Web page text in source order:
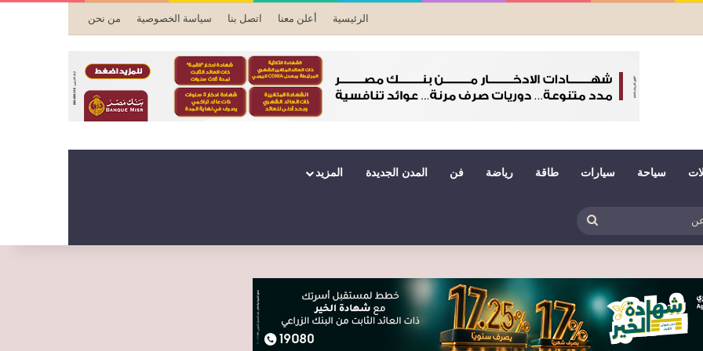
الرئيسية أعلن معنا اتصل بنا سياسة الخصوصية من نحن
سياحة سيارات طاقة رياضة فن المدن الجديدة المزيد
عن